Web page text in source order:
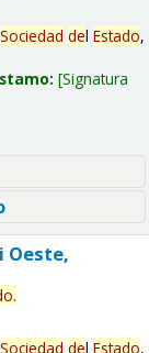
Sociedad del Estado,
Signatura
Oeste,
.
Sociedad del Estado,